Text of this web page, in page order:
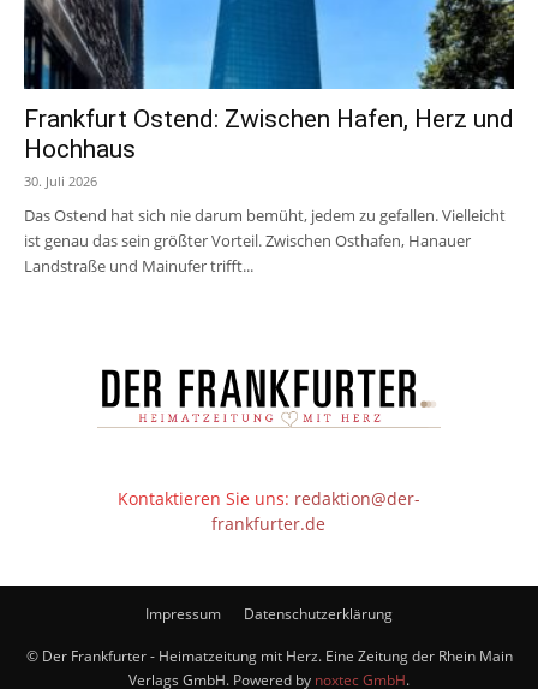
Frankfurt Ostend: Zwischen Hafen, Herz und
Hochhaus
30. Juli 2026
Das Ostend hat sich nie darum bemüht, jedem zu gefallen. Vielleicht
ist genau das sein größter Vorteil. Zwischen Osthafen, Hanauer
Landstraße und Mainufer trifft...
Kontaktieren Sie uns: redaktion@der-
frankfurter.de
Impressum Datenschutzerklärung
© Der Frankfurter - Heimatzeitung mit Herz. Eine Zeitung der Rhein Main
Verlags GmbH. Powered by noxtec GmbH.